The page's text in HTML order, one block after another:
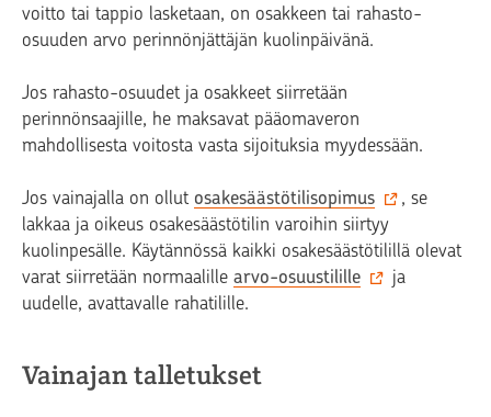
voitto tai tappio lasketaan, on osakkeen tai rahasto-
osuuden arvo perinnönjättäjän kuolinpäivänä.
Jos rahasto-osuudet ja osakkeet siirretään
perinnönsaajille, he maksavat pääomaveron
mahdollisesta voitosta vasta sijoituksia myydessään.
Jos vainajalla on ollut osakesäästötilisopimus
, se
lakkaa ja oikeus osakesäästötilin varoihin siirtyy
kuolinpesälle. Käytännössä kaikki osakesäästötilillä olevat
varat siirretään normaalille arvo-osuustilille
ja
uudelle, avattavalle rahatilille.
Vainajan talletukset